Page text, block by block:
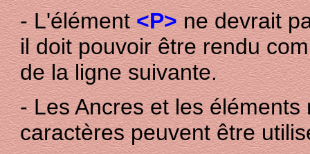
- L'élément<P>ne devrait
il doit pouvoir être rendu
de la ligne suivante.
- Les Ancres et les
caractères peuvent être